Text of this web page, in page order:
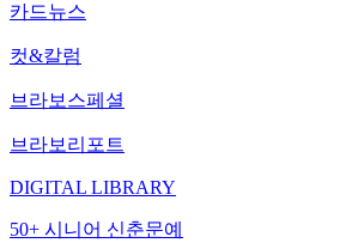
카드뉴스
컷&칼럼
브라보스페셜
브라보리포트
DIGITAL LIBRARY
50+ 시니어 신춘문예